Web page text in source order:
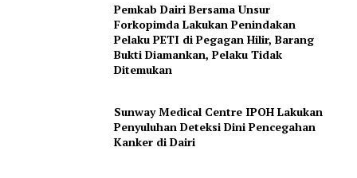
Pemkab Dairi Bersama Unsur
Forkopimda Lakukan Penindakan
Pelaku PETI di Pegagan Hilir, Barang
Bukti Diamankan, Pelaku Tidak
Ditemukan
Sunway Medical Centre IPOH Lakukan
Penyuluhan Deteksi Dini Pencegahan
Kanker di Dairi